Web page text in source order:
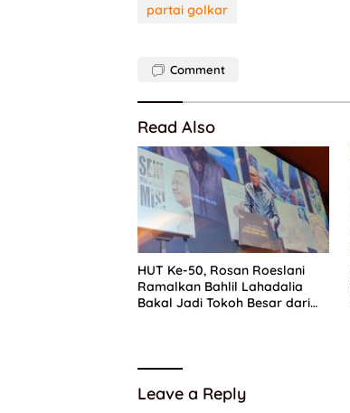
partai golkar
Comment
Read Also
HUT Ke-50, Rosan Roeslani
Ramalkan Bahlil Lahadalia
Bakal Jadi Tokoh Besar dari
Leave a Reply